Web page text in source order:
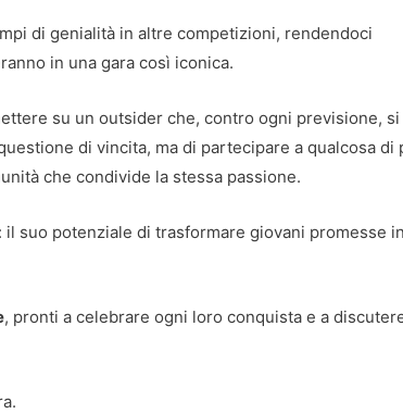
di genialità in altre competizioni, rendendoci
in una gara così iconica.
su un outsider che, contro ogni previsione, si
di vincita, ma di partecipare a qualcosa di
che condivide la stessa passione.
suo potenziale di trasformare giovani promesse in
, pronti a celebrare ogni loro conquista e a